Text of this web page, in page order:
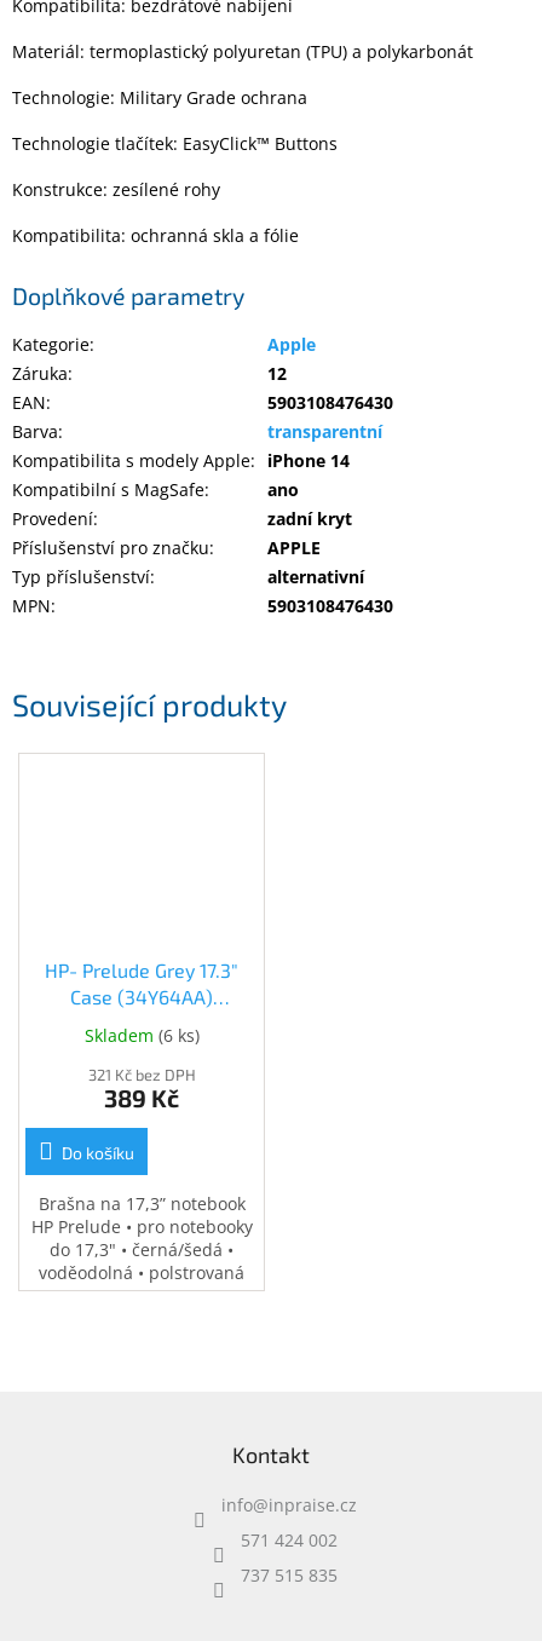
Související produkty
HP- Prelude Grey 17.3"
Case (34Y64AA)
(34Y64AA)
Skladem (6 ks)
321 Kč bez DPH
389 Kč
Do košíku
Brašna na 17,3” notebook
HP Prelude • pro notebooky
do 17,3" • černá/šedá •
voděodolná • polstrovaná
přihrádka na notebook •
Kompatibilita: bezdrátové nabíjení
Materiál: termoplastický polyuretan (TPU) a polykarbonát
Technologie: Military Grade ochrana
Technologie tlačítek: EasyClick™ Buttons
Konstrukce: zesílené rohy
Kompatibilita: ochranná skla a fólie
Doplňkové parametry
Kategorie:
Apple
Záruka:
12
EAN:
5903108476430
Barva:
transparentní
Kompatibilita s modely Apple:
iPhone 14
Kompatibilní s MagSafe:
ano
Provedení:
zadní kryt
Příslušenství pro značku:
APPLE
Typ příslušenství:
alternativní
MPN: 5903108476430
Kontakt
info@inpraise.cz
571 424 002
737 515 835